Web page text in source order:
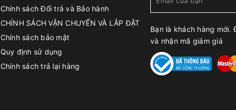
Chính sách Đổi trả và Bảo hành
CHÍNH SÁCH VẬN CHUYỂN VÀ LẮP ĐẶT
Chính sách bảo mật
Quy định sử dụng
Chính sách trả lại hàng
Bạn là khách hàng mới.
và nhận mã giảm giá